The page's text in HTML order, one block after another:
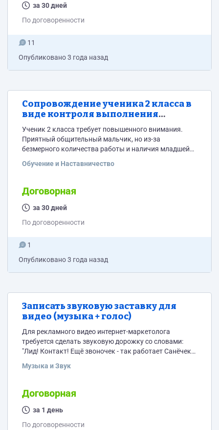
потенциальный вопрос "чего сам курсы не
за 30 дней
По договоренности
11
Опубликовано3 года назад
Сопровождение ученика 2 класса в
виде контроля выполнения
домашних заданий из онлайн
школы
Ученик 2 класса требует повышенного внимания.
Приятный общительный мальчик, но из-за
безмерного количества работы и наличия младшей
помогать с уроками, а сам не справляется из-за
задач. В общем нужно 1-1,5 часа в день общаться с
ним по телеграм-видео и помогать разбирать ДЗ по
разным предметам, но в основном по...
Обучение и Наставничество
Договорная
за 30 дней
По договоренности
1
Опубликовано3 года назад
Записать звуковую заставку для
видео (музыка + голос)
Для рекламного видео интернет-маркетолога
требуется сделать звуковую дорожку со словами:
"Лид! Контакт! Ещё звоночек - так работает Санёчек"
соответствующим с битом. Если кто готов за такое
поэкспериментировать, то буду обращаться
регулярно. Спасибо
Музыка и Звук
Договорная
за 1 день
По договоренности